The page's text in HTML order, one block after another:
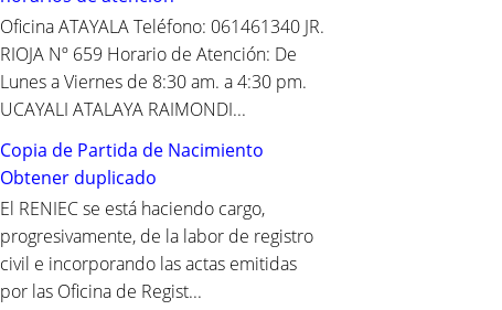
:Oficina ATAYALA Teléfono: 061461340 JR.
RIOJA Nº 659 Horario de Atención: De
Lunes a Viernes de 8:30 am. a 4:30 pm.
UCAYALI ATALAYA RAIMONDI...
Copia de Partida de Nacimiento
Obtener duplicado
El RENIEC se está haciendo cargo,
progresivamente, de la labor de registro
civil e incorporando las actas emitidas
por las Oficina de Regist...